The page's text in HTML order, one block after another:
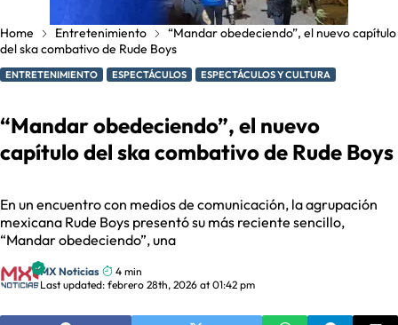
Home Entretenimiento
“Mandar obedeciendo”, el nuevo capítulo
del ska combativo de Rude Boys
ENTRETENIMIENTO ESPECTÁCULOS ESPECTÁCULOS Y CULTURA
“Mandar obedeciendo”, el nuevo
capítulo del ska combativo de Rude Boys
En un encuentro con medios de comunicación, la agrupación
mexicana Rude Boys presentó su más reciente sencillo,
“Mandar obedeciendo”, una
MX Noticias
4 min
Last updated: febrero 28th, 2026 at 01:42 pm